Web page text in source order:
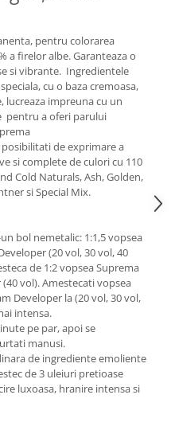
pentru colorarea
a firelor albe. Garanteaza o
si vibrante. Ingredientele
cu o baza cremoasa,
lucreaza impreuna cu un
pentru a oferi parului
de exprimare a
si complete de culori cu 110
Cold Naturals, Ash, Golden,
si Special Mix.
bol nemetalic: 1:1,5 vopsea
(20 vol, 30 vol, 40
de 1:2 vopsea Suprema
vol). Amestecati vopsea
Developer la (20 vol, 30 vol,
intensa.
pe par, apoi se
manusi.
de ingrediente emoliente
de 3 uleiuri pretioase
luxoasa, hranire intensa si